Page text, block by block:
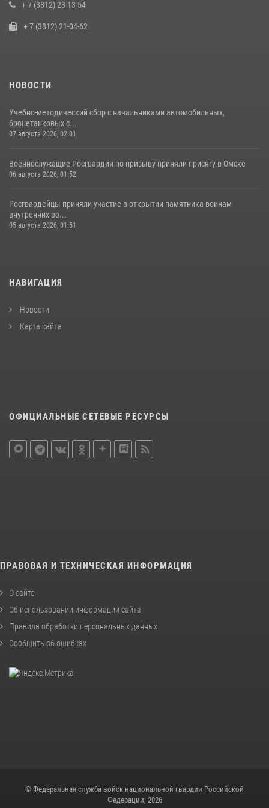
пилотирования БПЛА в Омске
+ 7 (3812) 23-13-54
+ 7 (3812) 21-04-62
НОВОСТИ
Учебно-методический сбор с начальниками автомобильных,
бронетанковых с...
07 августа 2026, 02:01
Военнослужащие Росгвардии по призыву приняли присягу в Омске
06 августа 2026, 01:52
Росгвардейцы приняли участие в открытии памятника воинам
внутренних во...
05 августа 2026, 01:51
НАВИГАЦИЯ
Новости
Карта сайта
ОФИЦИАЛЬНЫЕ СЕТЕВЫЕ РЕСУРСЫ
ПРАВОВАЯ И ТЕХНИЧЕСКАЯ ИНФОРМАЦИЯ
О сайте
Об использовании информации сайта
Правила обработки персональных данных
Сообщить об ошибках
© Федеральная служба войск национальной гвардии Российской
Федерации, 2026